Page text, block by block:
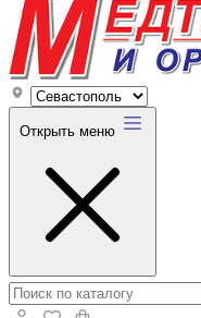
Открыть меню